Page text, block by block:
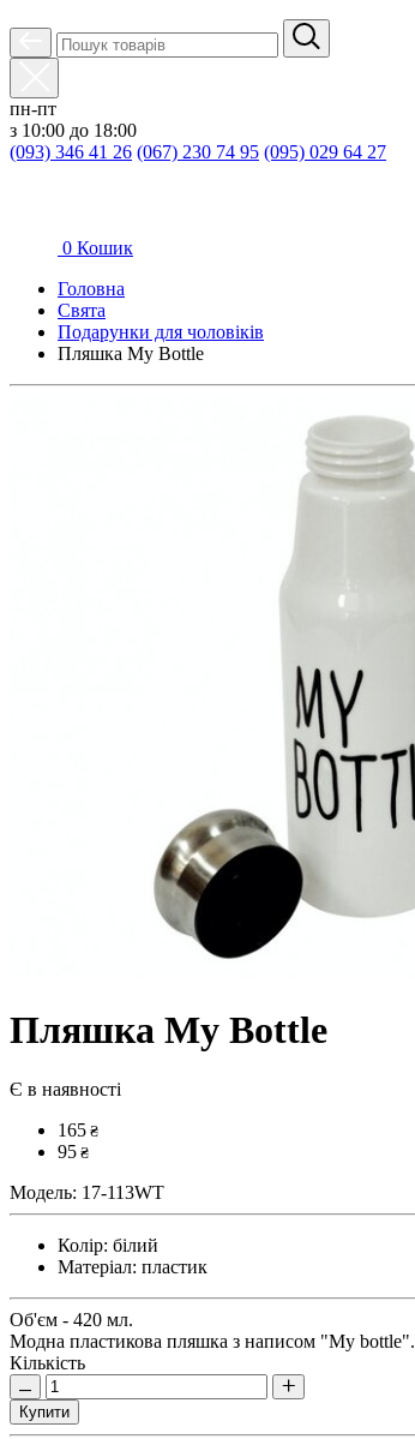
пн-пт
з 10:00 до 18:00
(093) 346 41 26 (067) 230 74 95 (095) 029 64 27
0 Кошик
Головна
Свята
Подарунки для чоловіків
Пляшка My Bottle
Пляшка My Bottle
Є в наявності
165 ₴
95 ₴
Модель: 17-113WT
Колір: білий
Матеріал: пластик
Об'єм - 420 мл.
Модна пластикова пляшка з написом "My bottle".
Кількість
Купити